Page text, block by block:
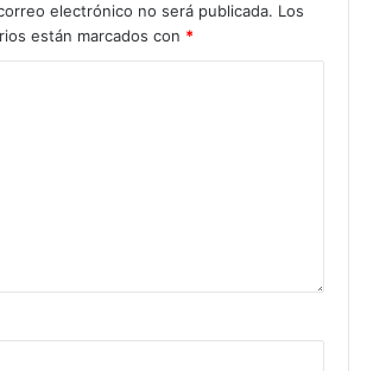
electrónico no será publicada. Los
están marcados con *